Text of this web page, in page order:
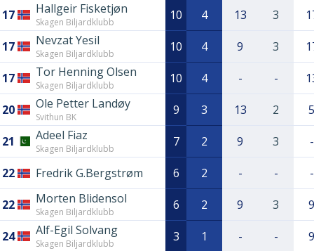
17 Hallgeir Fisketjøn
Skagen Biljardklubb 10 4 13 3
17 Nevzat Yesil
Skagen Biljardklubb 10 4 9 3
17 Tor Henning Olsen
Skagen Biljardklubb 10 4 - -
20 Ole Petter Landøy
Svithun BK 9 3 13 2 5
21 Adeel Fiaz
Skagen Biljardklubb 7 2 9 3 -
22 Fredrik G.Bergstrøm 6 2 - - -
22 Morten Blidensol
Skagen Biljardklubb 6 2 9 3 9
24 Alf-Egil Solvang
Skagen Biljardklubb 3 1 - - 9